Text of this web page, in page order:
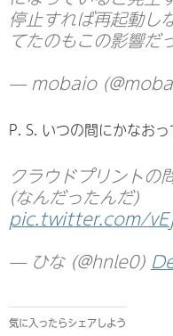
停止すれば再起動し
てたのもこの影響だ
— mobaio
P. S. いつの間にかなお
クラウドプリントの
(なんだったんだ)
pic.twitter.com/
— ひな (@hnle0)
気に入ったらシェアしよう